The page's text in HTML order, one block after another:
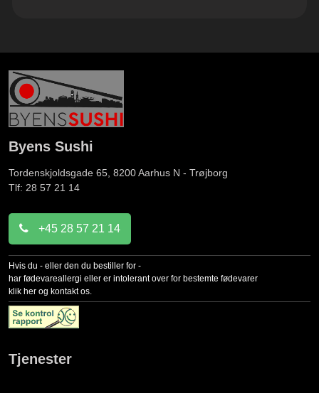
Byens Sushi
Tordenskjoldsgade 65, 8200Aarhus N - Trøjborg
Tlf: 28 57 21 14
+45 28 57 21 14
Hvis du - eller den du bestiller for -
har fødevareallergi eller er intolerant over for bestemte fødevarer
klik her og kontakt os.
Tjenester